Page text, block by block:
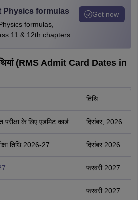
Physics formulas
formulas,
11 & 12th chapters
Get now
(RMS Admit Card Dates in
तिथि
परीक्षा के लिए एडमिट कार्ड दिसंबर, 2026
तिथि 2026-27 दिसंबर 2026
फरवरी 2027
फरवरी 2027